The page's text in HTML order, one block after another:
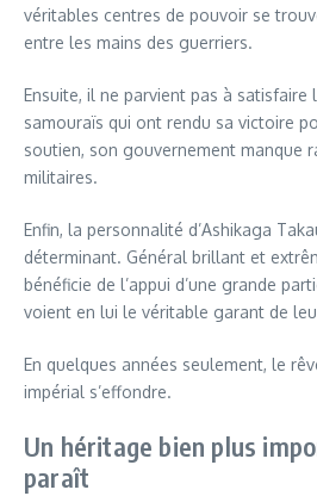
véritables centres de pouvoir se
entre les mains des guerriers.
Ensuite, il ne parvient pas à satisfaire
samouraïs qui ont rendu sa victoire
soutien, son gouvernement manque
militaires.
Enfin, la personnalité d’Ashikaga
déterminant. Général brillant et
bénéficie de l’appui d’une grande
voient en lui le véritable garant de
En quelques années seulement, le
impérial s’effondre.
Un héritage bien plus
paraît